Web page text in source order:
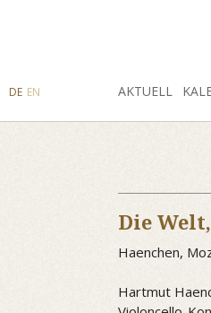
AKTUELL
INSTAGRAM
SUCHE
DE EN
Die Welt,
Haenchen,
Hartmut